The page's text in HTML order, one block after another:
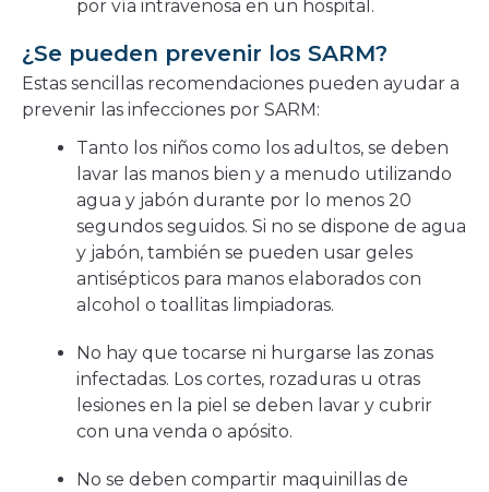
por vía intravenosa en un hospital.
¿Se pueden prevenir los SARM?
Estas sencillas recomendaciones pueden ayudar a
prevenir las infecciones por SARM:
Tanto los niños como los adultos, se deben
lavar las manos bien y a menudo utilizando
agua y jabón durante por lo menos 20
segundos seguidos. Si no se dispone de agua
y jabón, también se pueden usar geles
antisépticos para manos elaborados con
alcohol o toallitas limpiadoras.
No hay que tocarse ni hurgarse las zonas
infectadas. Los cortes, rozaduras u otras
lesiones en la piel se deben lavar y cubrir
con una venda o apósito.
No se deben compartir maquinillas de